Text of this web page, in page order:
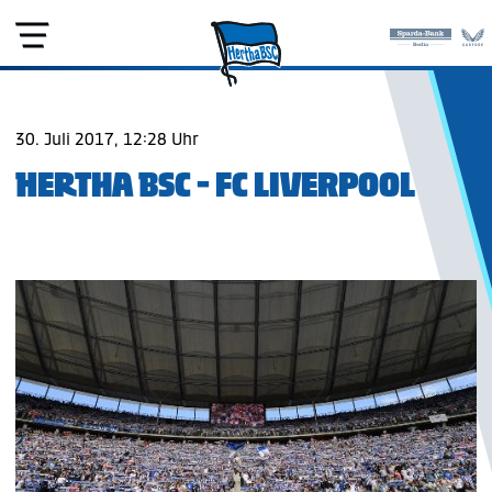
30. Juli 2017, 12:28 Uhr
HERTHA BSC - FC LIVERPOOL